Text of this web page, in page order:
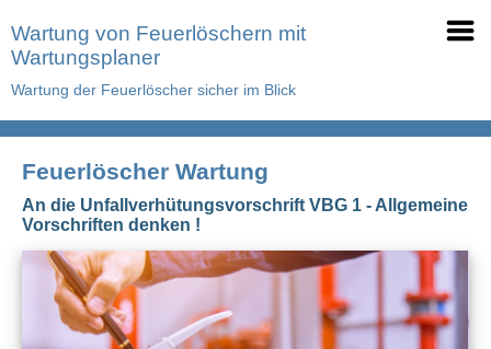
Wartung von Feuerlöschern mit
Wartungsplaner
Wartung der Feuerlöscher sicher im Blick
Feuerlöscher Wartung
An die Unfallverhütungsvorschrift VBG 1 - Allgemeine
Vorschriften denken !